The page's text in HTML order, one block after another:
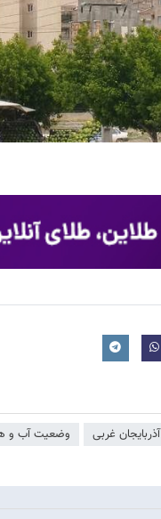
غربی وضعیت آب و